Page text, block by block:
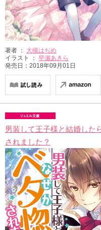
著者 ： 大槻はぢめ
イラスト ： 早瀬あきら
発売日：2018年09月01日
男装して王子様と結婚した
されました？